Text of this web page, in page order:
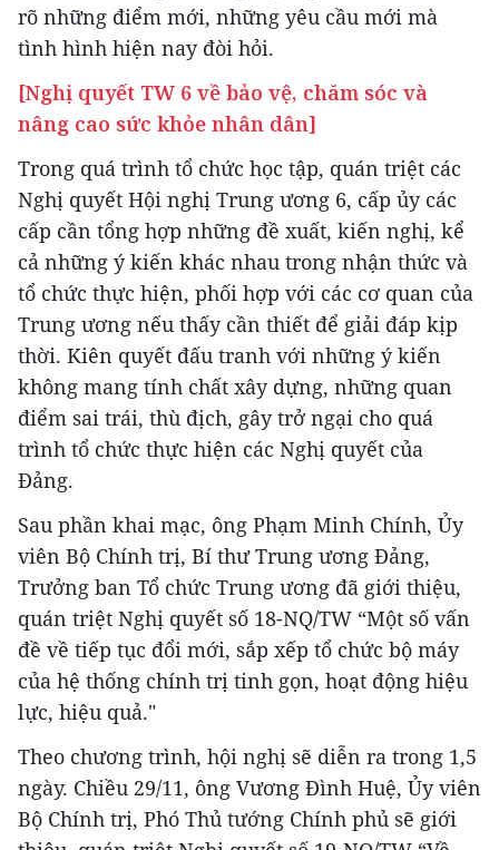
rõ những điểm mới, những yêu cầu mới mà
tình hình hiện nay đòi hỏi.
[Nghị quyết TW 6 về bảo vệ, chăm sóc và
nâng cao sức khỏe nhân dân]
Trong quá trình tổ chức học tập, quán triệt các
Nghị quyết Hội nghị Trung ương 6, cấp ủy các
cấp cần tổng hợp những đề xuất, kiến nghị, kể
cả những ý kiến khác nhau trong nhận thức và
tổ chức thực hiện, phối hợp với các cơ quan của
Trung ương nếu thấy cần thiết để giải đáp kịp
thời. Kiên quyết đấu tranh với những ý kiến
không mang tính chất xây dựng, những quan
điểm sai trái, thù địch, gây trở ngại cho quá
trình tổ chức thực hiện các Nghị quyết của
Đảng.
Sau phần khai mạc, ông Phạm Minh Chính, Ủy
viên Bộ Chính trị, Bí thư Trung ương Đảng,
Trưởng ban Tổ chức Trung ương đã giới thiệu,
quán triệt Nghị quyết số 18-NQ/TW “Một số vấn
đề về tiếp tục đổi mới, sắp xếp tổ chức bộ máy
của hệ thống chính trị tinh gọn, hoạt động hiệu
lực, hiệu quả."
Theo chương trình, hội nghị sẽ diễn ra trong 1,5
ngày. Chiều 29/11, ông Vương Đình Huệ, Ủy viên
Bộ Chính trị, Phó Thủ tướng Chính phủ sẽ giới